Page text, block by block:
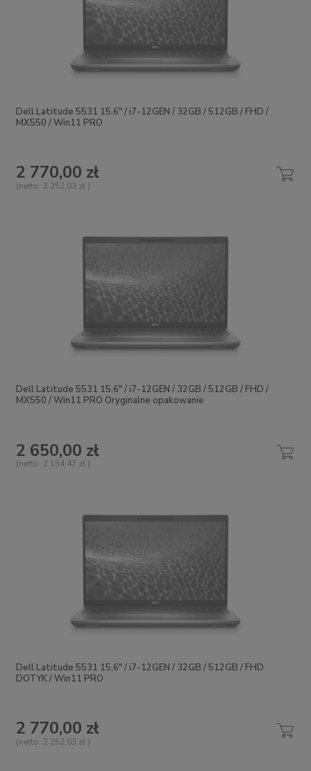
Dell Latitude 5531 15,6" / i7-12GEN / 32GB / 512GB / FHD /
MX550 / Win11 PRO
2 770,00 zł
(netto: 2 252,03 zł )
Dell Latitude 5531 15,6" / i7-12GEN / 32GB / 512GB / FHD /
MX550 / Win11 PRO Oryginalne opakowanie
2 650,00 zł
(netto: 2 154,47 zł )
Dell Latitude 5531 15,6" / i7-12GEN / 32GB / 512GB / FHD
DOTYK / Win11 PRO
2 770,00 zł
(netto: 2 252,03 zł )